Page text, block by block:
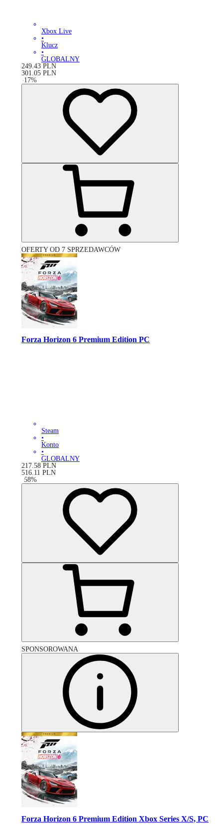
Xbox Live
•
Klucz
•
GLOBALNY
249.43 PLN
301.05 PLN
-17%
OFERTY OD 7 SPRZEDAWCÓW
Forza Horizon 6 Premium Edition PC
Steam
•
Konto
•
GLOBALNY
217.58 PLN
516.11 PLN
-58%
SPONSOROWANA
Forza Horizon 6 Premium Edition Xbox Series X/S, PC